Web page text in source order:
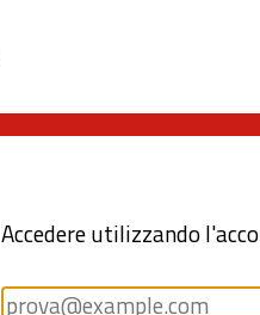
Accedere utilizzando